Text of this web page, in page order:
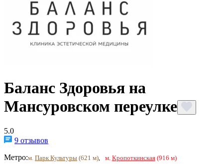
Баланс Здоровья на
Мансуровском переулке
5.0
9 отзывов
Метро:м. Парк Культуры (621 м) м. Кропоткинская(916 м)